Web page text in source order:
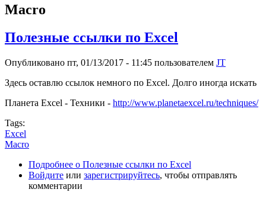
Macro
Полезные ссылки по Excel
Опубликовано пт, 01/13/2017 - 11:45 пользователем JT
Здесь оставлю ссылок немного по Excel. Долго иногда искать
Планета Excel - Техники - http://www.planetaexcel.ru/techniques/
Tags:
Excel
Macro
Подробнее о Полезные ссылки по Excel
Войдите или зарегистрируйтесь, чтобы отправлять
комментарии